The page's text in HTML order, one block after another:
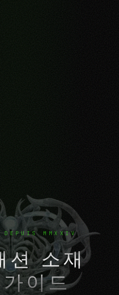
DEPUIS MMXXIV
션 소재
이드